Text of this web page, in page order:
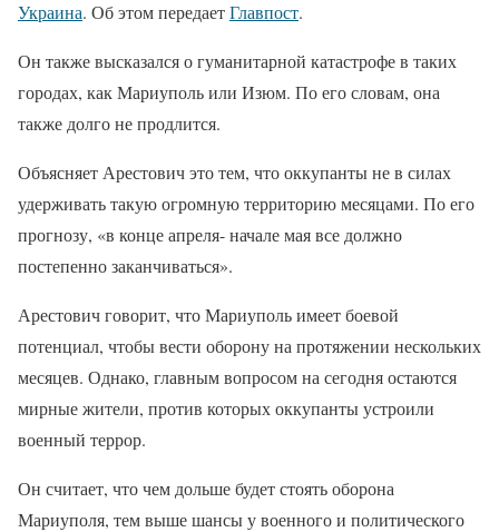
Украина. Об этом передаетГлавпост.
Он также высказался о гуманитарной катастрофе в таких
городах, как Мариуполь или Изюм. По его словам, она
также долго не продлится.
Объясняет Арестович это тем, что оккупанты не в силах
удерживать такую огромную территорию месяцами. По его
прогнозу, «в конце апреля- начале мая все должно
постепенно заканчиваться».
Арестович говорит, что Мариуполь имеет боевой
потенциал, чтобы вести оборону на протяжении нескольких
месяцев. Однако, главным вопросом на сегодня остаются
мирные жители, против которых оккупанты устроили
военный террор.
Он считает, что чем дольше будет стоять оборона
Мариуполя, тем выше шансы у военного и политического